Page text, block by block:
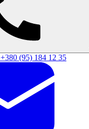
+380 (95) 184 12 35